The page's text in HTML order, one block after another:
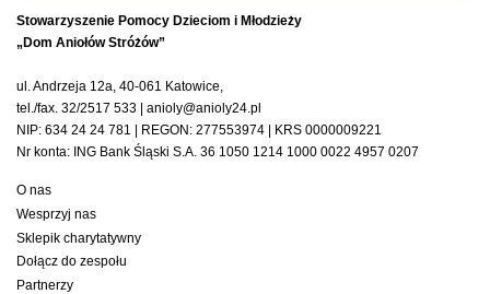
Stowarzyszenie Pomocy Dzieciom i Młodzieży
„Dom Aniołów Stróżów”
ul. Andrzeja 12a, 40-061 Katowice,
tel./fax. 32/2517 533 | anioly@anioly24.pl
NIP: 634 24 24 781 | REGON: 277553974 | KRS 0000009221
Nr konta: ING Bank Śląski S.A. 36 1050 1214 1000 0022 4957 0207
O nas
Wesprzyj nas
Sklepik charytatywny
Dołącz do zespołu
Partnerzy